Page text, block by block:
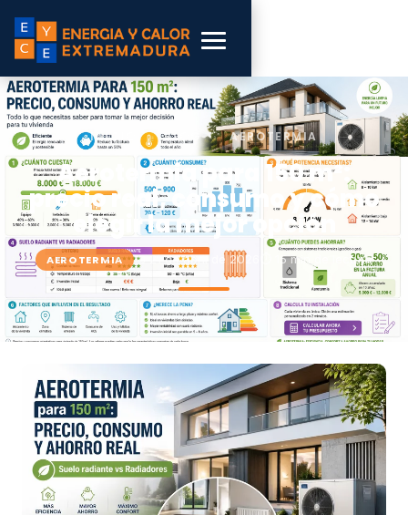
INICIO › BLOG › AEROTERMIA
Aerotermia para 150 m²:
precio real, consumo y cómo
elegir la mejor opción
AEROTERMIA 📅 21 de abril de 2026 ⏱ 15 min de lectura